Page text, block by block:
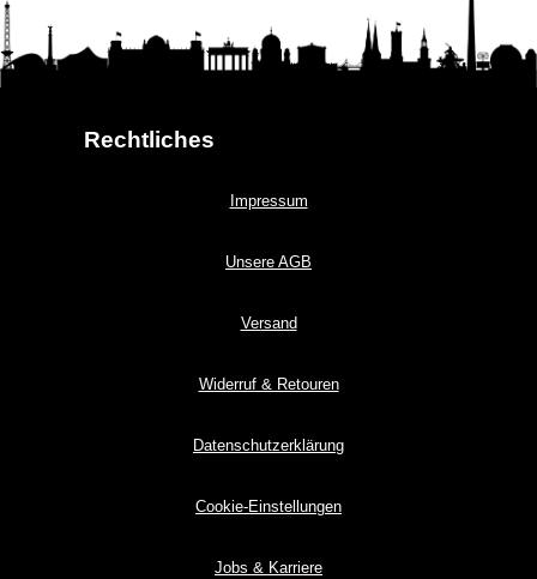
Rechtliches
Impressum
Unsere AGB
Versand
Widerruf & Retouren
Datenschutzerklärung
Cookie-Einstellungen
Jobs & Karriere